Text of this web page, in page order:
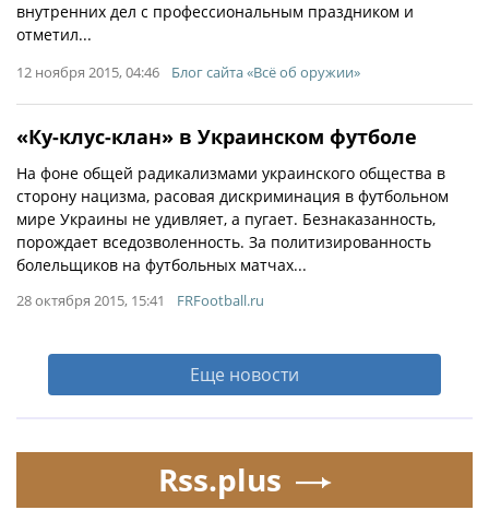
внутренних дел с профессиональным праздником и
отметил...
12 ноября 2015, 04:46 Блог сайта «Всё об оружии»
«Ку-клус-клан» в Украинском футболе
На фоне общей радикализмами украинского общества в
сторону нацизма, расовая дискриминация в футбольном
мире Украины не удивляет, а пугает. Безнаказанность,
порождает вседозволенность. За политизированность
болельщиков на футбольных матчах...
28 октября 2015, 15:41 FRFootball.ru
Еще новости
Rss.plus